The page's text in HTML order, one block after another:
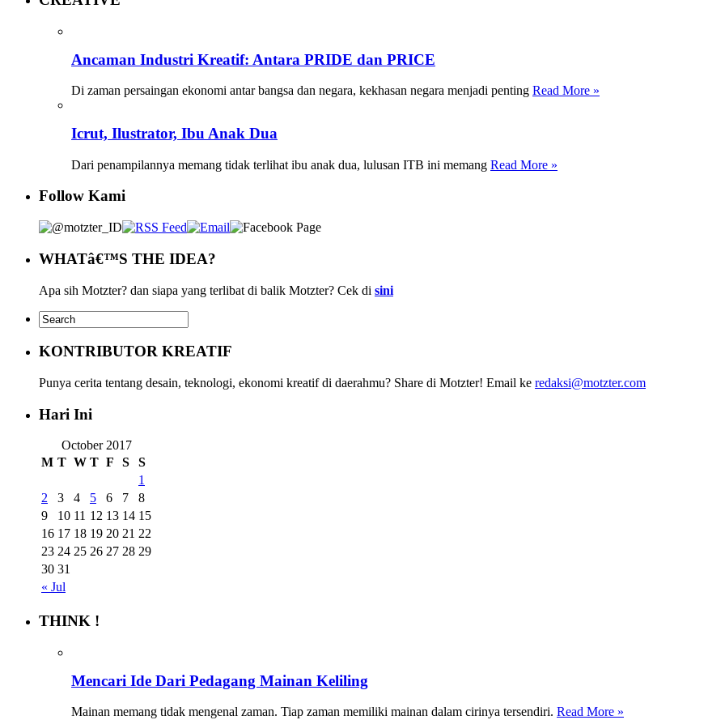
Ancaman Industri Kreatif: Antara PRIDE dan PRICE
Di zaman persaingan ekonomi antar bangsa dan negara, kekhasan negara menjadi penting Read More »
Icrut, Ilustrator, Ibu Anak Dua
Dari penampilannya memang tidak terlihat ibu anak dua, lulusan ITB ini memang Read More »
Follow Kami
WHATâ€™S THE IDEA?
Apa sih Motzter? dan siapa yang terlibat di balik Motzter? Cek di sini
KONTRIBUTOR KREATIF
Punya cerita tentang desain, teknologi, ekonomi kreatif di daerahmu? Share di Motzter! Email ke redaksi@motzter.com
Hari Ini
October 2017
M T W T F S S
« Jul
1
2
3 4 5 6 7
8
9
10 11 12 13 14 15
16 17 18 19 20 21 22
23 24 25 26 27 28 29
30 31
THINK !
Mencari Ide Dari Pedagang Mainan Keliling
Mainan memang tidak mengenal zaman. Tiap zaman memiliki mainan dalam cirinya tersendiri. Read More »